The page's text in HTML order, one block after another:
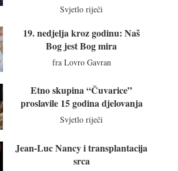
Svjetlo riječi
19. nedjelja kroz godinu: Naš
Bog jest Bog mira
fra Lovro Gavran
Etno skupina “Čuvarice”
proslavile 15 godina djelovanja
Svjetlo riječi
Jean-Luc Nancy i transplantacija
srca